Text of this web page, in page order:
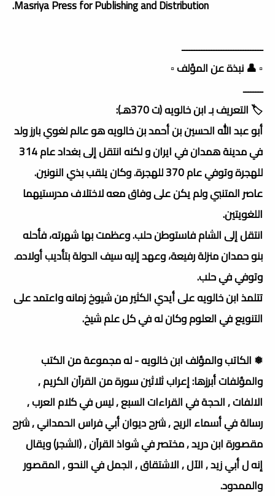
Masriya Press for Publishing and Distribution.
ـــــــــــــــــــــــــــــــــ
▫️ 👤 نبذة عن المؤلف ▫️
ــــــــ
🏷️ التعريف بـ ابن خالويه (ت 370هـ):
أبو عبد الله الحسين بن أحمد بن خالويه هو عالم لغوي بارز ولد
في مدينة همدان في ايران و لكنه انتقل إلى بغداد عام 314
للهجرة وتوفي عام 370 للهجرة. وكان يلقب بذي النونين.
عاصر المتنبي ولم يكن على وفاق معه لاختلاف مدرستيهما
اللغويتين.
انتقل إلى الشام فاستوطن حلب. وعظمت بها شهرته، فأحله
بنو حمدان منزلة رفيعة، وعهد إليه سيف الدولة بتأديب أولاده.
وتوفي في حلب.
تتلمذ ابن خالويه على أيدي الكثير من شيوخ زمانه واعتمد على
التنويع في العلوم وكان له في كل علم شيخ.
❅ الكاتب والمؤلف ابن خالويه - له مجموعة من الكتب
والمؤلفات أبرزها: إعراب ثلاثين سورة من القرآن الكريم ,
الالفات , الحجة في القراءات السبع , ليس في كلام العرب ,
رسالة في أسماء الريح , شرح ديوان أبي فراس الحمداني , شرح
مقصورة ابن دريد , مختصر في شواذ القرآن , (الشجر) ويقال
إنه ل أبي زيد , الآل , الاشتقاق , الجمل في النحو , المقصور
والممدود.